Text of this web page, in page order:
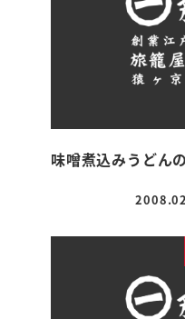
味噌煮込みうどん
投稿日